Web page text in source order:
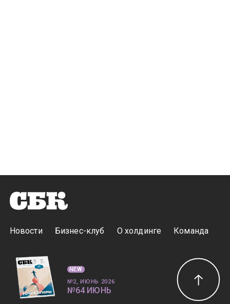
Новости Бизнес-клуб О холдинге Команда
NEW
№2, ИЮНЬ 2026
№64 ИЮНЬ